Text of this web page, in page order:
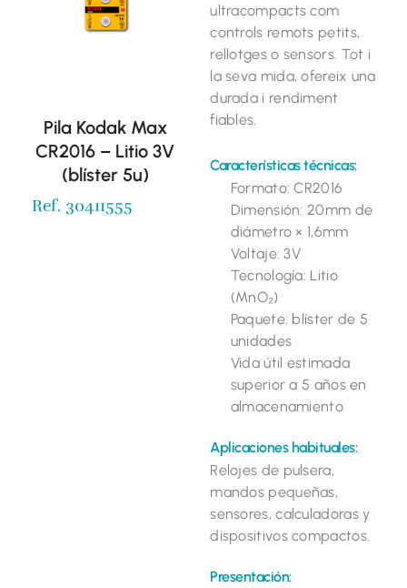
Pila Kodak Max
CR2016 – Litio 3V
(blíster 5u)
Ref. 30411555
ultracompacts com
controls remots petits,
rellotges o sensors. Tot i
la seva mida, ofereix una
durada i rendiment
fiables.
Características técnicas:
Formato: CR2016
Dimensión: 20mm de
diámetro × 1,6mm
Voltaje: 3V
Tecnología: Litio
(MnO₂)
Paquete: blíster de 5
unidades
Vida útil estimada
superior a 5 años en
almacenamiento
Aplicaciones habituales:
Relojes de pulsera,
mandos pequeñas,
sensores, calculadoras y
dispositivos compactos.
Presentación: